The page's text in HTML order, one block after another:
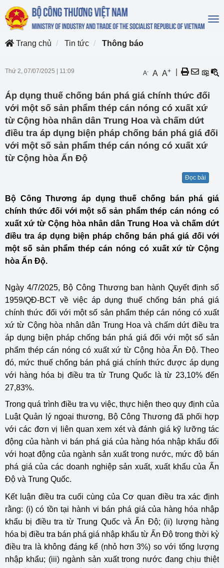
Trang chủ
Tin tức Thông báo
Thứ 2, 07/07/2025 11:09 A- A A+
Áp dụng thuế chống bán phá giá chính thức đối
với một số sản phẩm thép cán nóng có xuất xứ
từ Cộng hòa nhân dân Trung Hoa và chấm dứt
điều tra áp dụng biện pháp chống bán phá giá đối
với một số sản phẩm thép cán nóng có xuất xứ
từ Cộng hòa Ấn Độ
Đọc bài
Bộ Công Thương áp dụng thuế chống bán phá giá
chính thức đối với một số sản phẩm thép cán nóng có
xuất xứ từ Cộng hòa nhân dân Trung Hoa và chấm dứt
điều tra áp dụng biện pháp chống bán phá giá đối với
một số sản phẩm thép cán nóng có xuất xứ từ Cộng
hòa Ấn Độ.
Ngày 4/7/2025, Bộ Công Thương ban hành Quyết định số
1959/QĐ-BCT về việc áp dụng thuế chống bán phá giá
chính thức đối với một số sản phẩm thép cán nóng có xuất
xứ từ Cộng hòa nhân dân Trung Hoa và chấm dứt điều tra
áp dụng biện pháp chống bán phá giá đối với một số sản
phẩm thép cán nóng có xuất xứ từ Cộng hòa Ấn Độ. Theo
đó, mức thuế chống bán phá giá chính thức được áp dụng
với hàng hóa bị điều tra từ Trung Quốc là từ 23,10% đến
27,83%.
Trong quá trình điều tra vụ việc, thực hiện theo quy định của
Luật Quản lý ngoại thương, Bộ Công Thương đã phối hợp
với các đơn vị liên quan xem xét và đánh giá kỹ lưỡng tác
động của hành vi bán phá giá của hàng hóa nhập khẩu đối
với hoạt động của ngành sản xuất trong nước, mức độ bán
phá giá của các doanh nghiệp sản xuất, xuất khẩu của Ấn
Độ và Trung Quốc.
Kết luận điều tra cuối cùng của Cơ quan điều tra xác định
rằng: (i) có tồn tại hành vi bán phá giá của hàng hóa nhập
khẩu bị điều tra từ Trung Quốc và Ấn Độ; (ii) lượng hàng
hóa bị điều tra bán phá giá nhập khẩu từ Ấn Độ trong thời kỳ
điều tra là không đáng kể (nhỏ hơn 3%) so với tổng lượng
nhập khẩu; (iii) ngành sản xuất trong nước đang chịu thiệt